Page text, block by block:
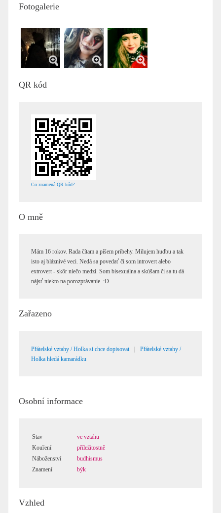
Fotogalerie
QR kód
Co znamená QR kód?
O mně
Mám 16 rokov. Rada čítam a píšem príbehy. Milujem hudbu a tak
isto aj bláznivé veci. Nedá sa povedať či som introvert alebo
extrovert - skôr niečo medzi. Som bisexuálna a skúšam či sa tu dá
nájsť niekto na porozprávanie. :D
Zařazeno
Přátelské vztahy / Holka si chce dopisovat
Přátelské vztahy /
Holka hledá kamarádku
Osobní informace
Stav
ve vztahu
Kouření
příležitostně
Náboženství
budhismus
Znamení
býk
Vzhled